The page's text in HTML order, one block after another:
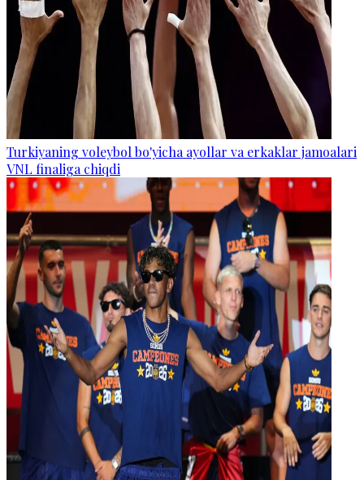
Turkiyaning voleybol bo'yicha ayollar va erkaklar jamoalari
VNL finaliga chiqdi